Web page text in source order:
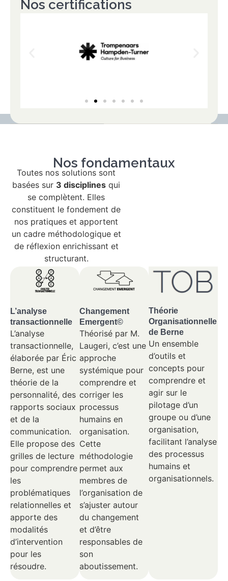
Nos certifications
Nos fondamentaux
Toutes nos solutions sont
basées sur 3 disciplines qui
se complètent. Elles
constituent le fondement de
nos pratiques et apportent
un cadre méthodologique et
de réflexion enrichissant et
structurant.
L’analyse
transactionnelle
L’analyse
transactionnelle,
élaborée par Éric
Berne, est une
théorie de la
personnalité, des
rapports sociaux
et de la
communication.
Elle propose des
grilles de lecture
pour comprendre
les
problématiques
relationnelles et
apporte des
modalités
d’intervention
pour les
résoudre.
Changement
Emergent©
Théorisé par M.
Laugeri, c’est une
approche
systémique pour
comprendre et
corriger les
processus
humains en
organisation.
Cette
méthodologie
permet aux
membres de
l’organisation de
s’ajuster autour
du changement
et d’être
responsables de
son
aboutissement.
Théorie
Organisationnelle
de Berne
Un ensemble
d’outils et
concepts pour
comprendre et
agir sur le
pilotage d’un
groupe ou d’une
organisation,
facilitant l’analyse
des processus
humains et
organisationnels.